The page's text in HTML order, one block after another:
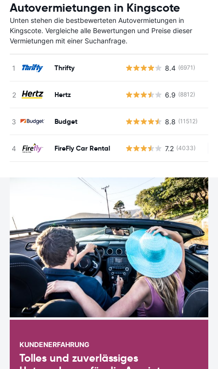
Autovermietungen in Kingscote
Unten stehen die bestbewerteten Autovermietungen in
Kingscote. Vergleiche alle Bewertungen und Preise dieser
Vermietungen mit einer Suchanfrage.
Thrifty 8.4 (6971)
Hertz 6.9 (8812)
Budget 8.8 (11512)
FireFly Car Rental 7.2 (4033)
KUNDENERFAHRUNG
Tolles und zuverlässiges